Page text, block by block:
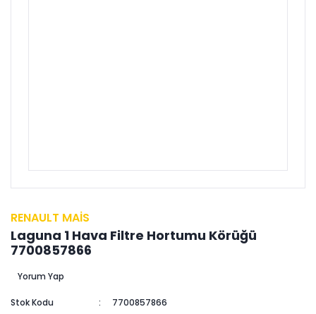
RENAULT MAİS
Laguna 1 Hava Filtre Hortumu Körüğü
7700857866
Yorum Yap
Stok Kodu
7700857866